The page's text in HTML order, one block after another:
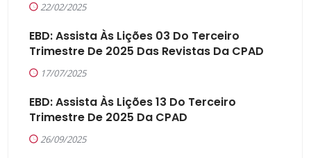
22/02/2025
EBD: Assista Às Lições 03 Do Terceiro
Trimestre De 2025 Das Revistas Da CPAD
17/07/2025
EBD: Assista Às Lições 13 Do Terceiro
Trimestre De 2025 Da CPAD
26/09/2025